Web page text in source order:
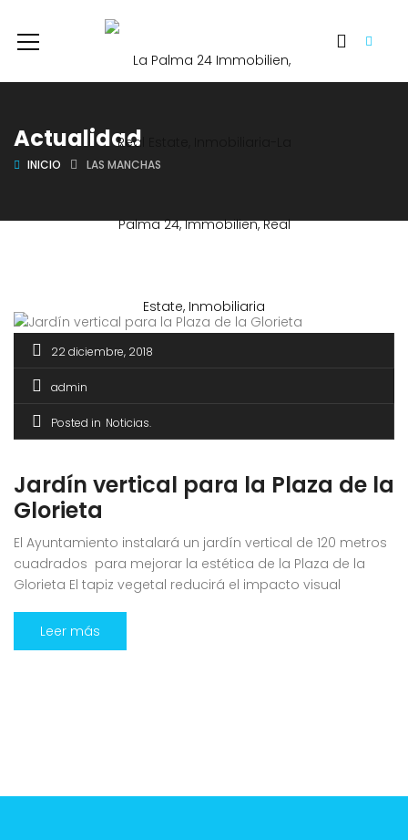
Actualidad
INICIO LAS MANCHAS
22 diciembre, 2018
admin
Posted in Noticias
Jardín vertical para la Plaza de la
Glorieta
El Ayuntamiento instalará un jardín vertical de 120 metros
cuadrados para mejorar la estética de la Plaza de la
Glorieta El tapiz vegetal reducirá el impacto visual
colegio de Las Manchas El Ayuntamiento de Los Llanos
de Aridane, a través de la concejalía de […]
Leer más